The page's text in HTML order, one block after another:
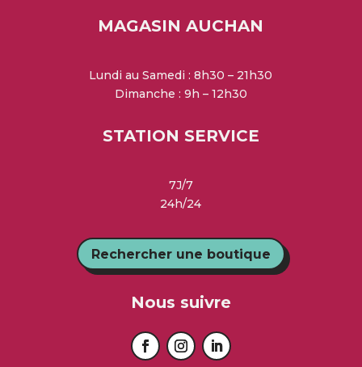
MAGASIN AUCHAN
Lundi au Samedi : 8h30 – 21h30
Dimanche : 9h – 12h30
STATION SERVICE
7J/7
24h/24
Rechercher une boutique
Nous suivre